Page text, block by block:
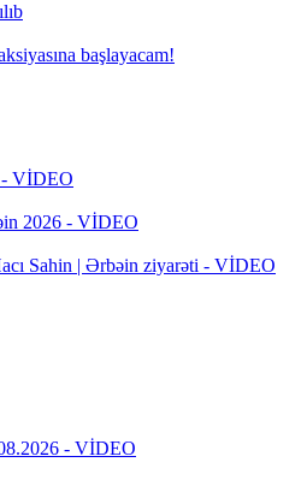
başlayacam!
- VİDEO
2026 - VİDEO
Sahin | Ərbəin ziyarəti - VİDEO
- VİDEO